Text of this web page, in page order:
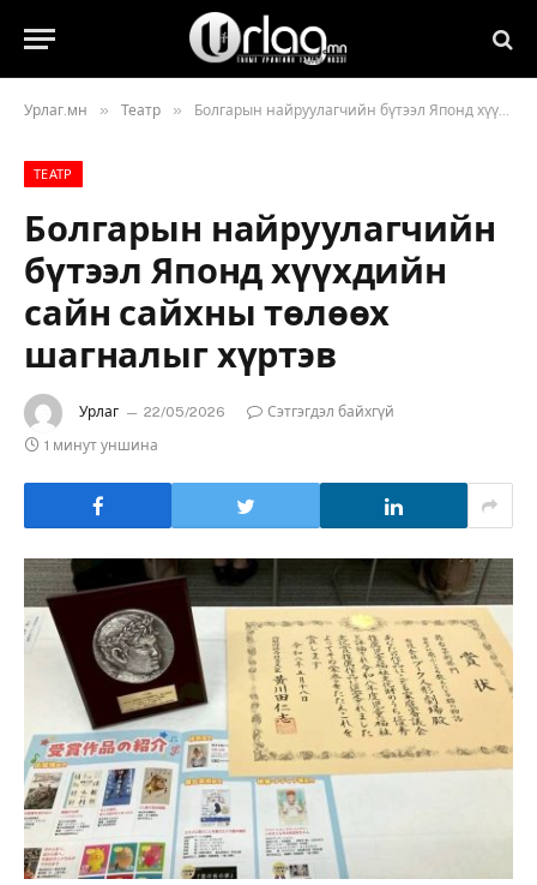
Урлаг.мн » Театр » Болгарын найруулагчийн бүтээл Японд хүүхдийн сайн сайхны төлөөх шагналыг хүртэв
ТЕАТР
Болгарын найруулагчийн
бүтээл Японд хүүхдийн
сайн сайхны төлөөх
шагналыг хүртэв
Урлаг 22/05/2026
Сэтгэгдэл байхгүй
1 минут уншина